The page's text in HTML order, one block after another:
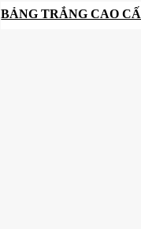
BẢNG TRẮNG CAO